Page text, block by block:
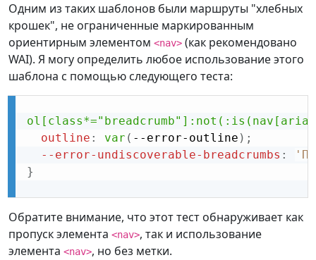
Одним из таких шаблонов были маршруты "хлебных
крошек", не ограниченные маркированным
ориентирным элементом <nav> (как рекомендовано
WAI). Я могу определить любое использование этого
шаблона с помощью следующего теста:
outline : var ( --error-outline ) ;
--error-undiscoverable-breadcrumbs :
}
Обратите внимание, что этот тест обнаруживает как
пропуск элемента <nav>, так и использование
элемента <nav>, но без метки.